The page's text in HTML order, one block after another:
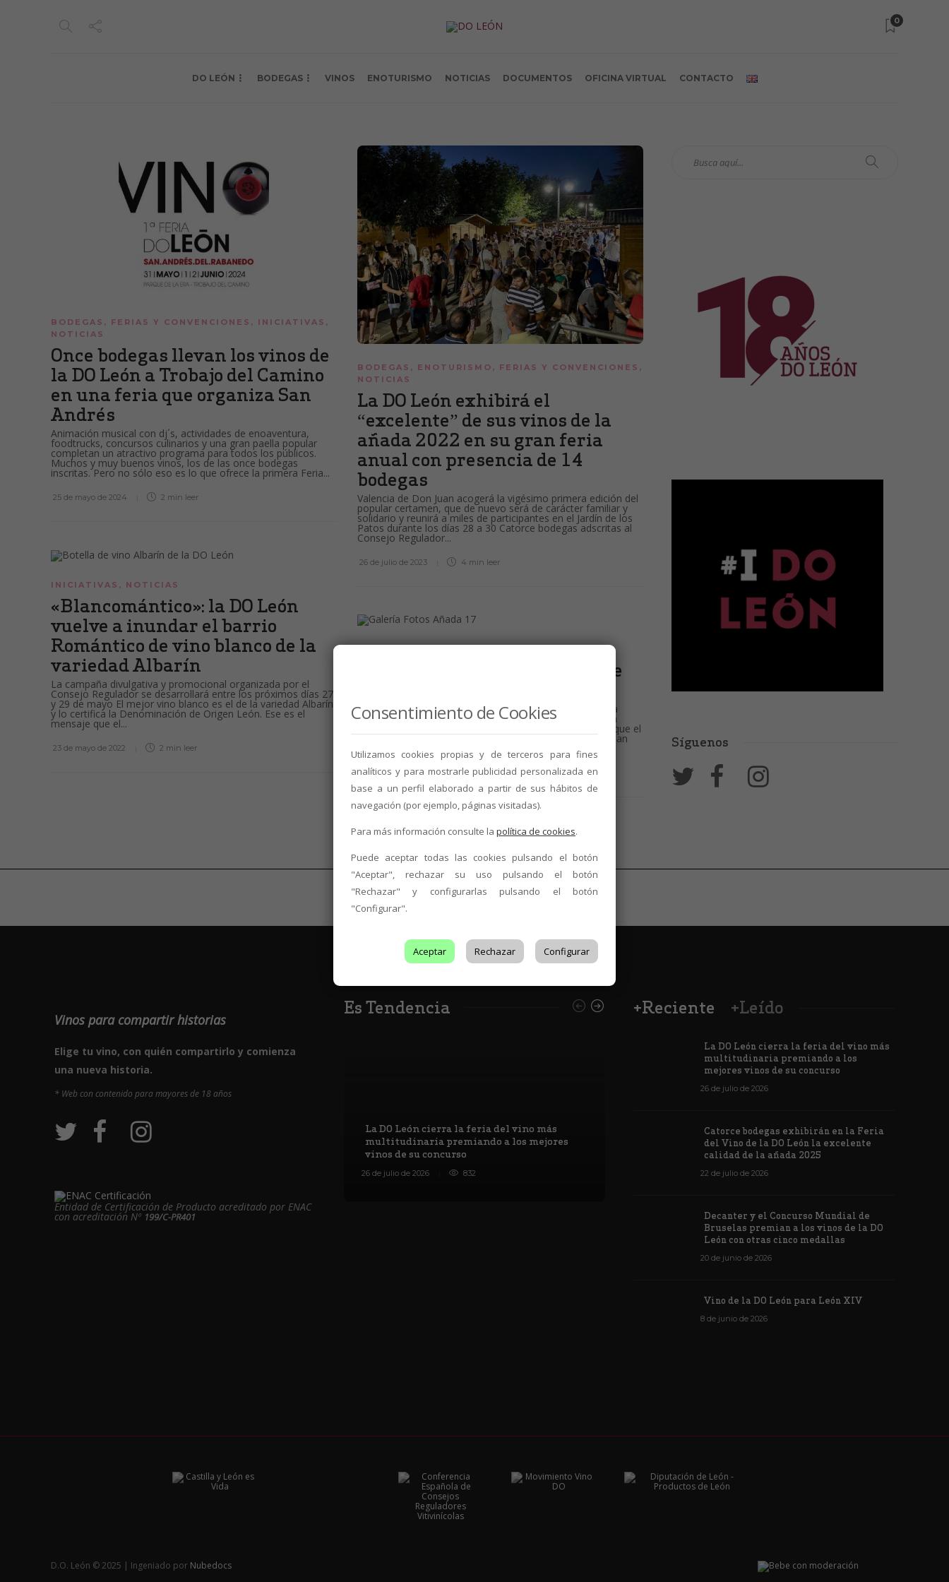
0
DO LEÓN BODEGAS VINOS ENOTURISMO NOTICIAS DOCUMENTOS OFICINA VIRTUAL CONTACTO
BODEGAS , FERIAS Y CONVENCIONES , INICIATIVAS ,
NOTICIAS
Once bodegas llevan los vinos de
la DO León a Trobajo del Camino
en una feria que organiza San
Andrés
Animación musical con dj´s, actividades de enoaventura,
foodtrucks, concursos culinarios y una gran paella popular
completan un atractivo programa para todos los públicos.
Muchos y muy buenos vinos, los de las once bodegas
inscritas. Pero no sólo eso es lo que ofrece la primera Feria...
25 de mayo de 2024 2 min leer
BODEGAS , ENOTURISMO , FERIAS Y CONVENCIONES ,
NOTICIAS
La DO León exhibirá el
“excelente” de sus vinos de la
añada 2022 en su gran feria
anual con presencia de 14
bodegas
Valencia de Don Juan acogerá la vigésimo primera edición del
popular certamen, que de nuevo será de carácter familiar y
solidario y reunirá a miles de participantes en el Jardín de los
Patos durante los días 28 a 30 Catorce bodegas adscritas al
Consejo Regulador...
26 de julio de 2023 4 min leer
INICIATIVAS , NOTICIAS
«Blancomántico»: la DO León
vuelve a inundar el barrio
Romántico de vino blanco de la
variedad Albarín
La campaña divulgativa y promocional organizada por el
Consejo Regulador se desarrollará entre los próximos días 27
y 29 de mayo El mejor vino blanco es el de la variedad Albarín
y lo certifica la Denominación de Origen León. Ese es el
mensaje que el...
23 de mayo de 2022 2 min leer
La familia del vino opina sobre
Os dejamos un pequeño resumen de lo que supuso para
nuestros expertos la calificación de “Muy Buena” en esta
añada 2017 de la DO Tierra de León. Es gratificante ver que el
trabajo y el esfuerzo, después de todo lo ocurrido, se vean
recompensados Alejandro...
15 de junio de 2018 1 minleer
Síguenos
Vinos para compartir historias
Elige tu vino, con quién compartirlo y comienza
una nueva historia.
* Web con contenido para mayores de 18 años
Entidad de Certificación de Producto acreditado por ENAC
con acreditación Nº 199/C-PR401
Es Tendencia
La DO León cierra la feria del vino más
multitudinaria premiando a los mejores
vinos de su concurso
26 de julio de 2026 832
Vino de la DO León para León XIV
1171
+Reciente +Leído
La DO León cierra la feria del vino más
multitudinaria premiando a los
mejores vinos de su concurso
26 de julio de 2026
Catorce bodegas exhibirán en la Feria
del Vino de la DO León la excelente
calidad de la añada 2025
22 de julio de 2026
Decanter y el Concurso Mundial de
Bruselas premian a los vinos de la DO
León con otras cinco medallas
20 de junio de 2026
Vino de la DO León para León XIV
8 de junio de 2026
D.O. León © 2025 | Ingeniado por Nubedocs
Consentimiento de Cookies
Utilizamos cookies propias y de terceros para fines
analíticos y para mostrarle publicidad personalizada en
base a un perfil elaborado a partir de sus hábitos de
navegación (por ejemplo, páginas visitadas).
Para más información consulte la política de cookies.
Puede aceptar todas las cookies pulsando el botón
"Aceptar", rechazar su uso pulsando el botón
"Rechazar" y configurarlas pulsando el botón
"Configurar".
Aceptar Rechazar Configurar